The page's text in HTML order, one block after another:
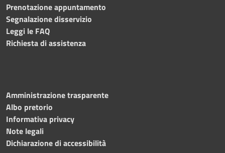
Prenotazione appuntamento
Segnalazione disservizio
Leggi le FAQ
Richiesta di assistenza
Amministrazione trasparente
Albo pretorio
Informativa privacy
Note legali
Dichiarazione di accessibilità